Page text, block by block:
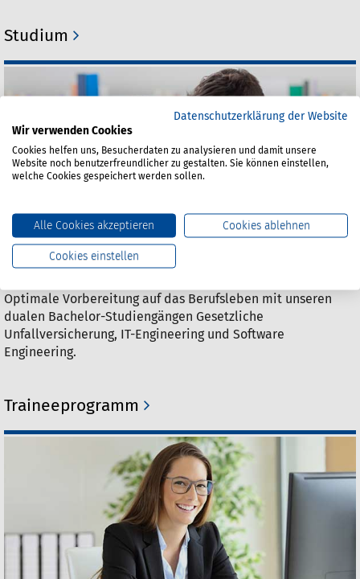
Studium
Optimale Vorbereitung auf das Berufsleben mit unseren
dualen Bachelor-Studiengängen Gesetzliche
Unfallversicherung, IT-Engineering und Software
Engineering.
Traineeprogramm
Datenschutzerklärung der Website
Wir verwenden Cookies
Cookies helfen uns, Besucherdaten zu analysieren und damit unsere
Website noch benutzerfreundlicher zu gestalten. Sie können einstellen,
welche Cookies gespeichert werden sollen.
Alle Cookies akzeptieren Cookies ablehnen
Cookies einstellen